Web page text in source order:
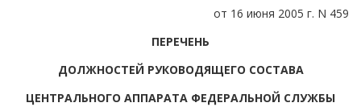
от 16 июня 2005 г. N 459
ПЕРЕЧЕНЬ
ДОЛЖНОСТЕЙ РУКОВОДЯЩЕГО СОСТАВА
ЦЕНТРАЛЬНОГО АППАРАТА ФЕДЕРАЛЬНОЙ СЛУЖБЫ